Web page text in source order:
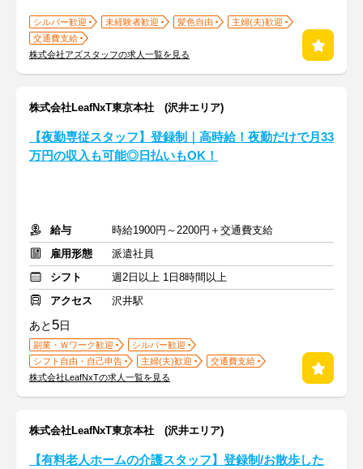
シルバー歓迎 未経験者歓迎 髪色自由
主婦(夫)歓迎
交通費支給
株式会社アズスタッフの求人一覧を見る
株式会社LeafNxT東京本社 (沢井エリア)
【夜勤専従スタッフ】登録制｜高時給！夜勤だけで月33
万円の収入も可能◎日払いもOK！
給与
時給1900円～2200円＋交通費支給
雇用形態
派遣社員
シフト
週2日以上 1日8時間以上
アクセス
沢井駅
あと 5日
副業・Ｗワーク歓迎
シルバー歓迎
シフト自由・自己申告
主婦(夫)歓迎
交通費支給
株式会社LeafNxTの求人一覧を見る
株式会社LeafNxT東京本社 (沢井エリア)
【有料老人ホームの介護スタッフ】登録制/お散歩した